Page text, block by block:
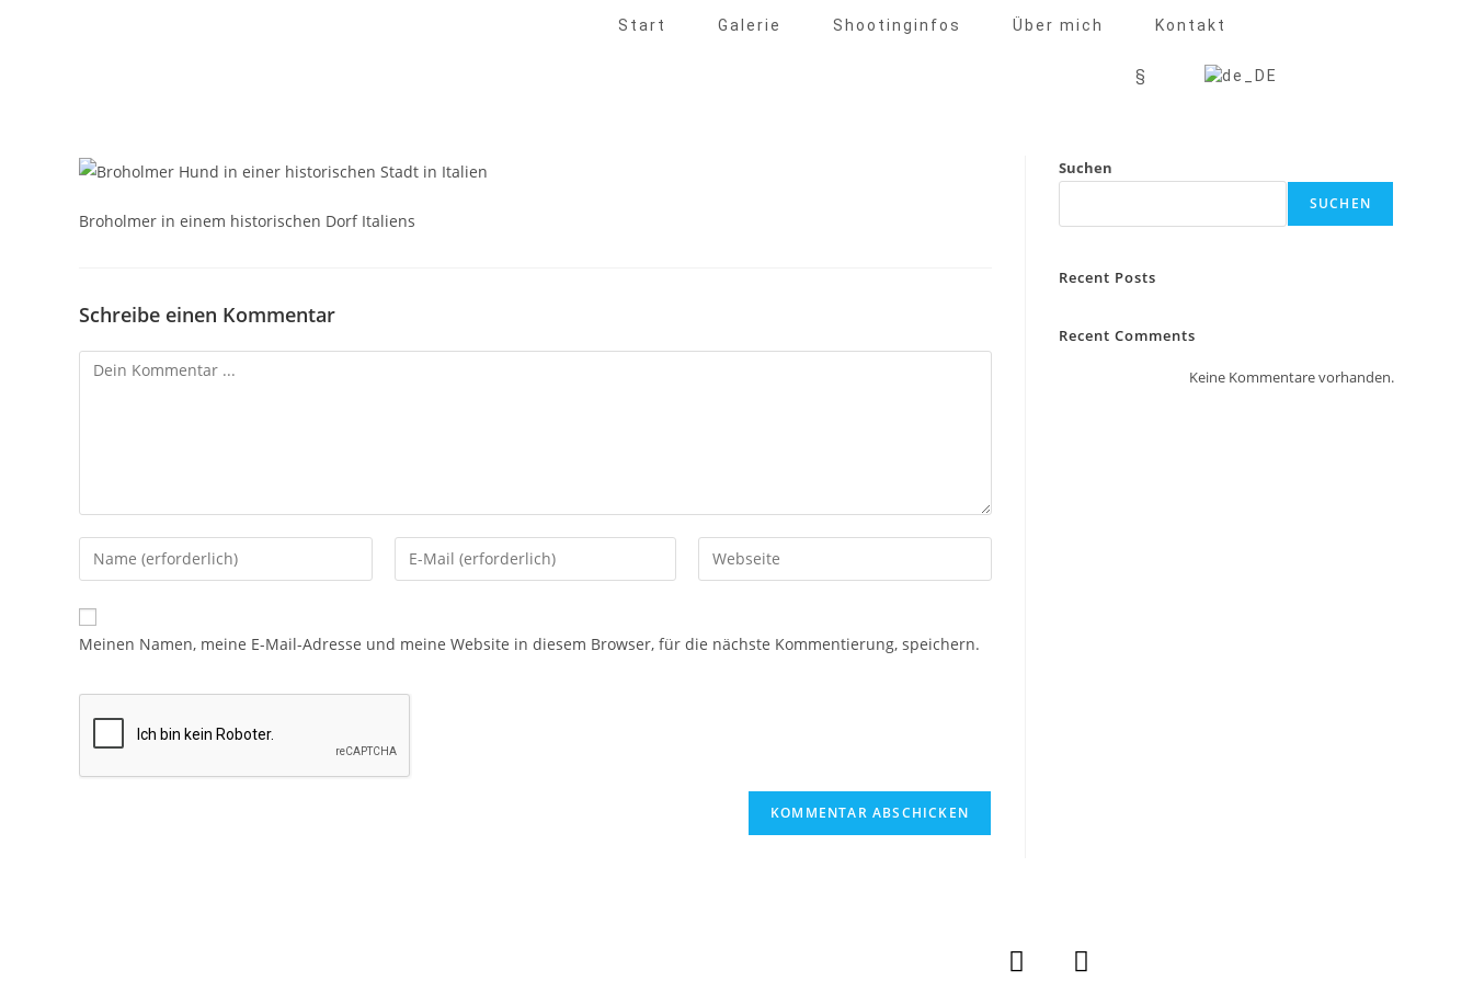
Start Galerie Shootinginfos Über mich Kontakt
§
Broholmer in einem historischen Dorf Italiens
Schreibe einen Kommentar
Meinen Namen, meine E-Mail-Adresse und meine Website in diesem Browser, für die nächste Kommentierung, speichern.
Suchen
SUCHEN
Recent Posts
Recent Comments
Keine Kommentare vorhanden.